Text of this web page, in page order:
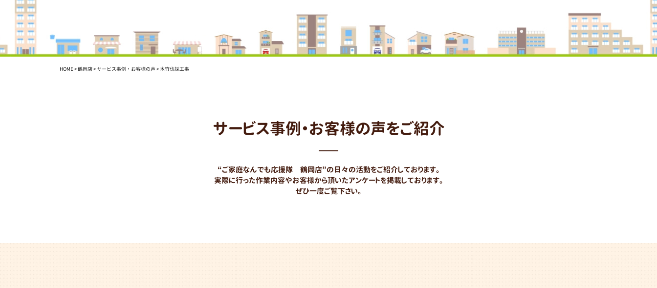
草刈り・庭木剪定
実家・
空き家の片付け
矢板・さくら店
日光店
HOME>鶴岡店>サービス事例・お客様の声>木竹伐採工事
サービス事例・お客様の声をご紹介
“ご家庭なんでも応援隊 鶴岡店”の日々の活動をご紹介しております。
実際に行った作業内容やお客様から頂いたアンケートを掲載しております。
ぜひ一度ご覧下さい。